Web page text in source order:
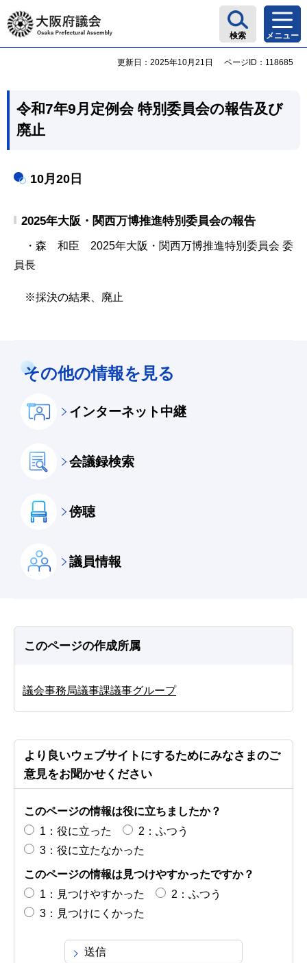
大阪府議会
検索 メニュー
更新日：2025年10月21日 ページID：118685
令和7年9月定例会 特別委員会の報告及び
廃止
10月20日
2025年大阪・関西万博推進特別委員会の報告
・森 和臣 2025年大阪・関西万博推進特別委員会 委
員長
※採決の結果、廃止
その他の情報を見る
インターネット中継
会議録検索
傍聴
議員情報
このページの作成所属
議会事務局議事課議事グループ
より良いウェブサイトにするためにみなさまのご
意見をお聞かせください
このページの情報は役に立ちましたか？
1：役に立った
2：ふつう
3：役に立たなかった
このページの情報は見つけやすかったですか？
1：見つけやすかった
2：ふつう
3：見つけにくかった